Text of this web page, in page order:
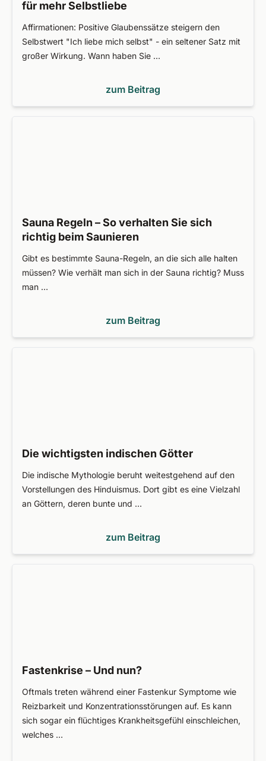
für mehr Selbstliebe
Affirmationen: Positive Glaubenssätze steigern den
Selbstwert "Ich liebe mich selbst" - ein seltener Satz mit
großer Wirkung. Wann haben Sie …
zum Beitrag
Sauna Regeln – So verhalten Sie sich
richtig beim Saunieren
Gibt es bestimmte Sauna-Regeln, an die sich alle halten
müssen? Wie verhält man sich in der Sauna richtig? Muss
man …
zum Beitrag
Die wichtigsten indischen Götter
Die indische Mythologie beruht weitestgehend auf den
Vorstellungen des Hinduismus. Dort gibt es eine Vielzahl
an Göttern, deren bunte und …
zum Beitrag
Fastenkrise – Und nun?
Oftmals treten während einer Fastenkur Symptome wie
Reizbarkeit und Konzentrationsstörungen auf. Es kann
sich sogar ein flüchtiges Krankheitsgefühl einschleichen,
welches …